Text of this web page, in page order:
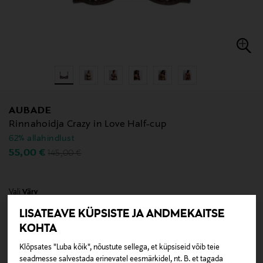
LISATEAVE KÜPSISTE JA ANDMEKAITSE
KOHTA
Klõpsates "Luba kõik", nõustute sellega, et küpsiseid võib teie
seadmesse salvestada erinevatel eesmärkidel, nt. B. et tagada
AUBADE
Rinnahoidja Crazy in Love Half-cup
62% allahindlust
Discounted Price
55,00 € Original Price
145,00 €
Vali Värv
LEIA OMA ÕIGE SUURUS